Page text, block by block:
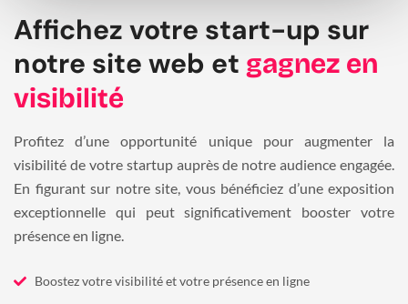
Affichez votre start-up sur
notre site web et gagnez en
visibilité
Profitez d’une opportunité unique pour augmenter la
visibilité de votre startup auprès de notre audience engagée.
En figurant sur notre site, vous bénéficiez d’une exposition
exceptionnelle qui peut significativement booster votre
présence en ligne.
Boostez votre visibilité et votre présence en ligne